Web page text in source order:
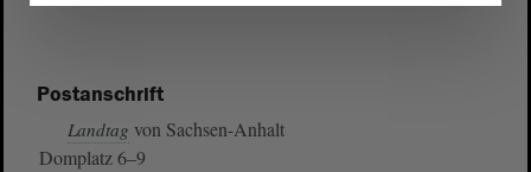
Postanschrift
Landtag von Sachsen-Anhalt
Domplatz 6–9